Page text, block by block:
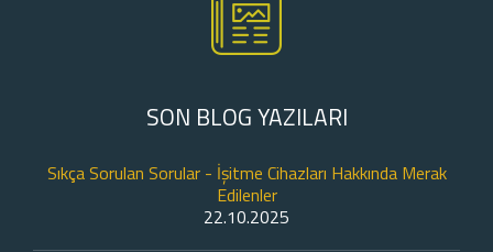
SON BLOG YAZILARI
Sıkça Sorulan Sorular - İşitme Cihazları Hakkında Merak
Edilenler
22.10.2025